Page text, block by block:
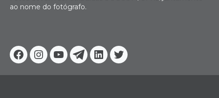
Facebook
Instagram
YoutubeTelegram
Linkedin
Twitter
ao nome do fotógrafo.